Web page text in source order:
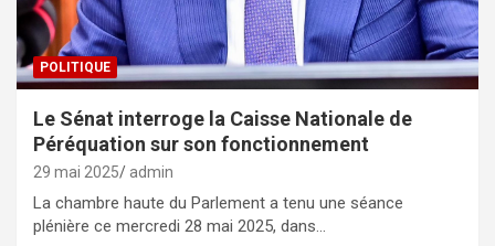
POLITIQUE
Le Sénat interroge la Caisse Nationale de
Péréquation sur son fonctionnement
29 mai 2025 admin
La chambre haute du Parlement a tenu une séance
plénière ce mercredi 28 mai 2025, dans…